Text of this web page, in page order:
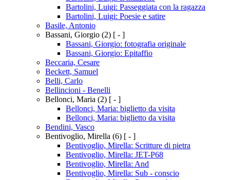
Bartolini, Luigi: Passeggiata con la ragazza
Bartolini, Luigi: Poesie e satire
Basile, Antonio
Bassani, Giorgio (2) [ - ]
Bassani, Giorgio: fotografia originale
Bassani, Giorgio: Epitaffio
Beccaria, Cesare
Beckett, Samuel
Belli, Carlo
Bellincioni - Benelli
Bellonci, Maria (2) [ - ]
Bellonci, Maria: biglietto da visita
Bellonci, Maria: biglietto da visita
Bendini, Vasco
Bentivoglio, Mirella (6) [ - ]
Bentivoglio, Mirella: Scritture di pietra
Bentivoglio, Mirella: JET-P68
Bentivoglio, Mirella: And
Bentivoglio, Mirella: Sub - conscio